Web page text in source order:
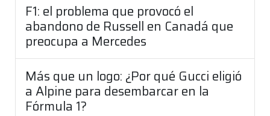
F1: el problema que provocó el
abandono de Russell en Canadá que
preocupa a Mercedes
Más que un logo: ¿Por qué Gucci eligió
a Alpine para desembarcar en la
Fórmula 1?